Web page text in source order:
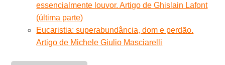
essencialmente louvor. Artigo de Ghislain Lafont
(última parte)
Eucaristia: superabundância, dom e perdão.
Artigo de Michele Giulio Masciarelli